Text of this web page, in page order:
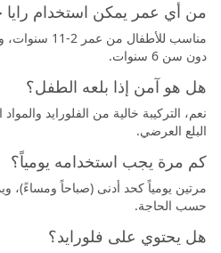
من أي عمر يمكن استخدام رايا
مناسب
دون سن 6 سنوات.
هل هو آمن إذا بلعه الطفل؟
نعم، التركيبة خالية من الفلورايد
البلع العرضي.
كم مرة يجب استخدامه يومياً؟
مرتين يومياً كحد أدنى (صباحاً ومساءً)،
حسب الحاجة.
هل يحتوي على فلورايد؟